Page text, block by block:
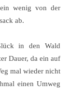
wenig von der
ab.
in den Wald
Dauer, da ein auf
mal wieder nicht
einen Umweg